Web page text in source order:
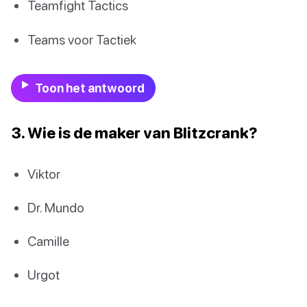
Teamfight Tactics
Teams voor Tactiek
Toon het antwoord
3. Wie is de maker van Blitzcrank?
Viktor
Dr. Mundo
Camille
Urgot